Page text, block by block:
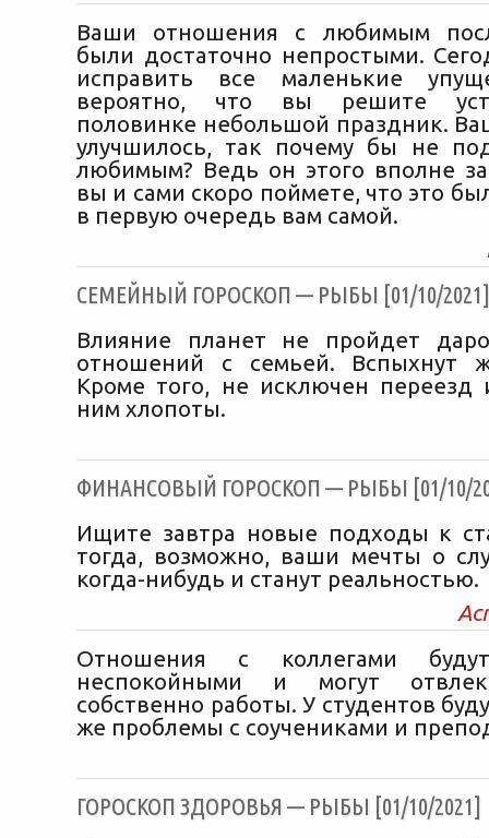
Ваши отношения с любимым
были достаточно непростыми.
исправить все маленькие
вероятно, что вы решите
половинке небольшой праздник.
улучшилось, так почему бы не
любимым? Ведь он этого вполне
вы и сами скоро поймете, что это
в первую очередь вам самой.
CЕМЕЙНЫЙ ГОРОСКОП — РЫБЫ [01/10/2021]
Влияние планет не пройдет
отношений с семьей. Вспыхнут
Кроме того, не исключен переезд
ним хлопоты.
ФИНАНСОВЫЙ ГОРОСКОП — РЫБЫ [01/10/
Ищите завтра новые подходы к
тогда, возможно, ваши мечты о
когда-нибудь и станут реальностью.
Отношения с коллегами
неспокойными и могут
собственно работы. У студентов
же проблемы с соучениками и
ГОРОСКОП ЗДОРОВЬЯ — РЫБЫ [01/10/2021]